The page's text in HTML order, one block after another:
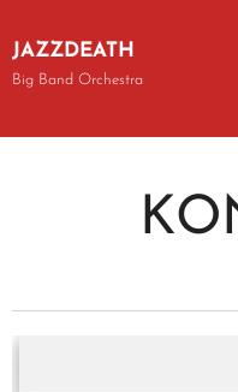
JAZZDEATH
Big Band Orchestra